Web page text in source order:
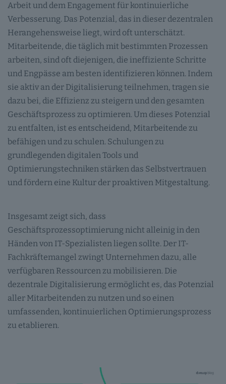
Arbeit und dem Engagement für kontinuierliche
Verbesserung. Das Potenzial, das in dieser dezentralen
Herangehensweise liegt, wird oft unterschätzt.
Mitarbeitende, die täglich mit bestimmten Prozessen
arbeiten, sind oft diejenigen, die ineffiziente Schritte
und Engpässe am besten identifizieren können. Indem
sie aktiv an der Digitalisierung teilnehmen, tragen sie
dazu bei, die Effizienz zu steigern und den gesamten
Geschäftsprozess zu optimieren. Um dieses Potenzial
zu entfalten, ist es entscheidend, Mitarbeitende zu
befähigen und zu schulen. Schulungen zu
grundlegenden digitalen Tools und
Optimierungstechniken stärken das Selbstvertrauen
und fördern eine Kultur der proaktiven Mitgestaltung.
Insgesamt zeigt sich, dass
Geschäftsprozessoptimierung nicht alleinig in den
Händen von IT-Spezialisten liegen sollte. Der IT-
Fachkräftemangel zwingt Unternehmen dazu, alle
verfügbaren Ressourcen zu mobilisieren. Die
dezentrale Digitalisierung ermöglicht es, das Potenzial
aller Mitarbeitenden zu nutzen und so einen
umfassenden, kontinuierlichen Optimierungsprozess
zu etablieren.